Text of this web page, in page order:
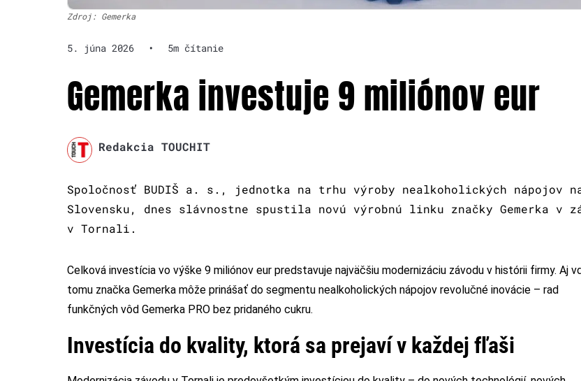
Zdroj: Gemerka
5. júna 2026 • 5m čítanie
Gemerka investuje 9 miliónov eur
Redakcia TOUCHIT
Spoločnosť BUDIŠ a. s., jednotka na trhu výroby nealkoholických nápojov
Slovensku, dnes slávnostne spustila novú výrobnú linku značky Gemerka v
v Tornali.
Celková investícia vo výške 9 miliónov eur predstavuje najväčšiu modernizáciu závodu v histórii firmy. Aj
tomu značka Gemerka môže prinášať do segmentu nealkoholických nápojov revolučné inovácie – rad
funkčných vôd Gemerka PRO bez pridaného cukru.
Investícia do kvality, ktorá sa prejaví v každej fľaši